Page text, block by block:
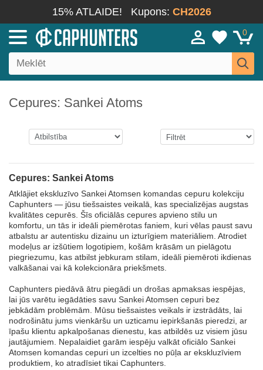
15% ATLAIDE! Kupons: CH2026
0
Cepures: Sankei Atoms
Cepures: Sankei Atoms
Atklājiet ekskluzīvo Sankei Atomsen komandas cepuru kolekciju
Caphunters — jūsu tiešsaistes veikalā, kas specializējas augstas
kvalitātes cepurēs. Šīs oficiālās cepures apvieno stilu un
komfortu, un tās ir ideāli piemērotas faniem, kuri vēlas paust savu
atbalstu ar autentisku dizainu un izturīgiem materiāliem. Atrodiet
modeļus ar izšūtiem logotipiem, košām krāsām un pielāgotu
piegriezumu, kas atbilst jebkuram stilam, ideāli piemēroti ikdienas
valkāšanai vai kā kolekcionāra priekšmets.
Caphunters piedāvā ātru piegādi un drošas apmaksas iespējas,
lai jūs varētu iegādāties savu Sankei Atomsen cepuri bez
jebkādām problēmām. Mūsu tiešsaistes veikals ir izstrādāts, lai
nodrošinātu jums vienkāršu un uzticamu iepirkšanās pieredzi, ar
īpašu klientu apkalpošanas dienestu, kas atbildēs uz visiem jūsu
jautājumiem. Nepalaidiet garām iespēju valkāt oficiālo Sankei
Atomsen komandas cepuri un izcelties no pūļa ar ekskluzīviem
produktiem, ko atradīsiet tikai Caphunters.